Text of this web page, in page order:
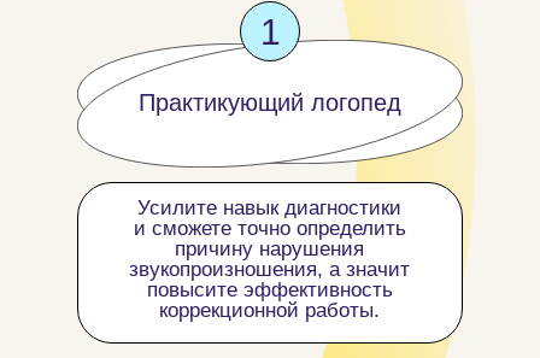
Практикующий логопед
Усилите навык диагностики
и сможете точно определить
причину нарушения
звукопроизношения, а значит
повысите эффективность
коррекционной работы.
1